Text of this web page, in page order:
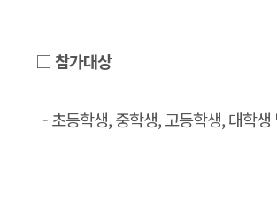
□ 참가대상
- 초등학생, 중학생, 고등학생, 대학